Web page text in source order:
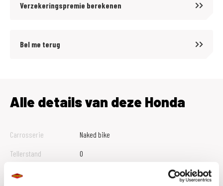
Verzekeringspremie berekenen
Bel me terug
Alle details van deze Honda
Carrosserie
Naked bike
Tellerstand
0
Btw Marge